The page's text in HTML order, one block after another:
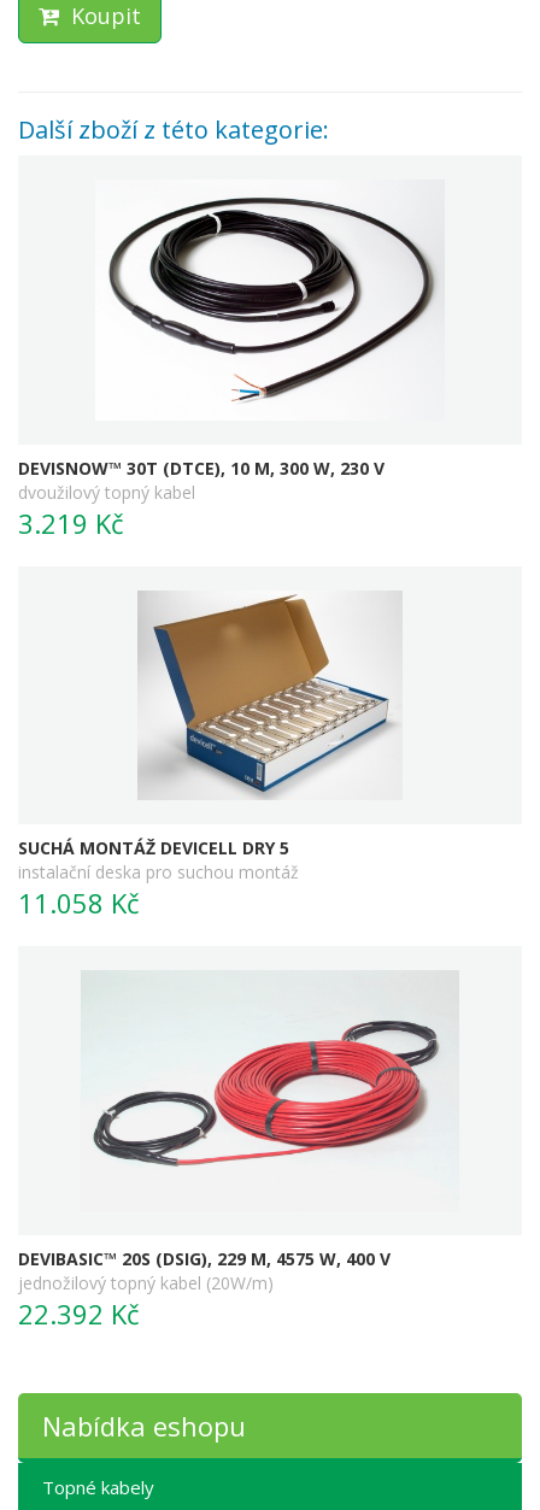
Koupit
Další zboží z této kategorie:
DEVISNOW™ 30T (DTCE), 10 M, 300 W, 230 V
dvoužilový topný kabel
3.219 Kč
SUCHÁ MONTÁŽ DEVICELL DRY 5
instalační deska pro suchou montáž
11.058 Kč
DEVIBASIC™ 20S (DSIG), 229 M, 4575 W, 400 V
jednožilový topný kabel (20W/m)
22.392 Kč
Nabídka eshopu
Topné kabely